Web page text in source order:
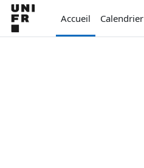
Passer au contenu principal
Accueil
Calendrier